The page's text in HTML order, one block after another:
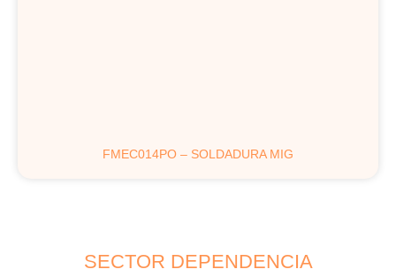
FMEC014PO – SOLDADURA MIG
SECTOR DEPENDENCIA